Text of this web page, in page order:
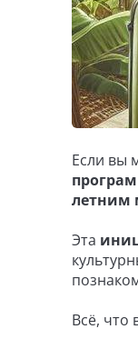
Если вы
летним
Эта
Всё, что